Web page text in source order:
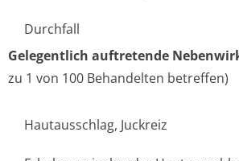
Durchfall
Gelegentlich auftretende
zu 1 von 100 Behandelten betreffen)
Hautausschlag, Juckreiz